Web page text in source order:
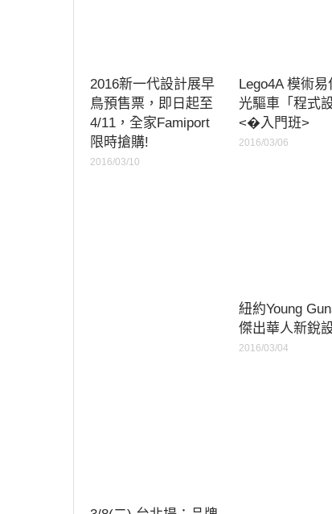
2016新一代設計展早
鳥預售票，即日起至
4/11，全家Famiport
限時搶購!
2016/03/10
Lego4A 模術
光驅車「程式設
<�入門班>
2016/03/06
紐約Young
傑出華人新銳
2016/03/04